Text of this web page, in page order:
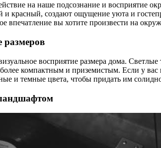
на наше подсознание и восприятие
красный, создают ощущение уюта и
впечатление вы хотите произвести на
размеров
восприятие размера дома.
компактным и приземистым. Если у
и темные цвета, чтобы придать им